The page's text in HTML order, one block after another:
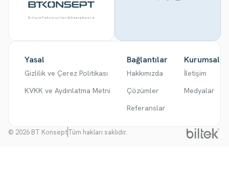
Yasal
Gizlilik ve Çerez Politikası
KVKK ve Aydınlatma Metni
Bağlantılar
Hakkımızda
Çözümler
Referanslar
Kurumsal
İletişim
Medyalar
© 2026 BT KonseptTüm hakları saklıdır.